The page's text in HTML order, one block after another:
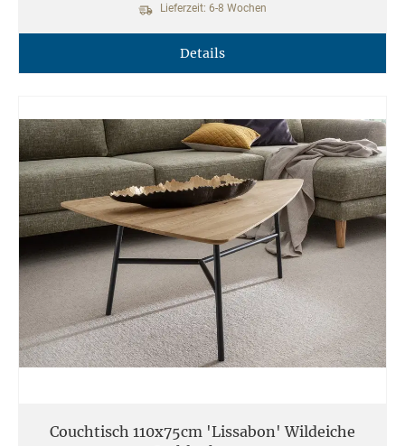
Lieferzeit: 6-8 Wochen
Details
Couchtisch 110x75cm 'Lissabon' Wildeiche